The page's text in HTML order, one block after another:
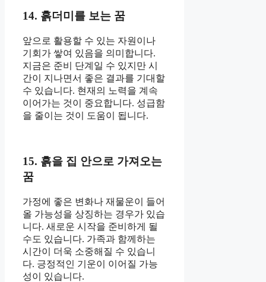
14. 흙더미를 보는 꿈
앞으로 활용할 수 있는 자원이나
기회가 쌓여 있음을 의미합니다.
지금은 준비 단계일 수 있지만 시
간이 지나면서 좋은 결과를 기대할
수 있습니다. 현재의 노력을 계속
이어가는 것이 중요합니다. 성급함
을 줄이는 것이 도움이 됩니다.
15. 흙을 집 안으로 가져오는
꿈
가정에 좋은 변화나 재물운이 들어
올 가능성을 상징하는 경우가 있습
니다. 새로운 시작을 준비하게 될
수도 있습니다. 가족과 함께하는
시간이 더욱 소중해질 수 있습니
다. 긍정적인 기운이 이어질 가능
성이 있습니다.